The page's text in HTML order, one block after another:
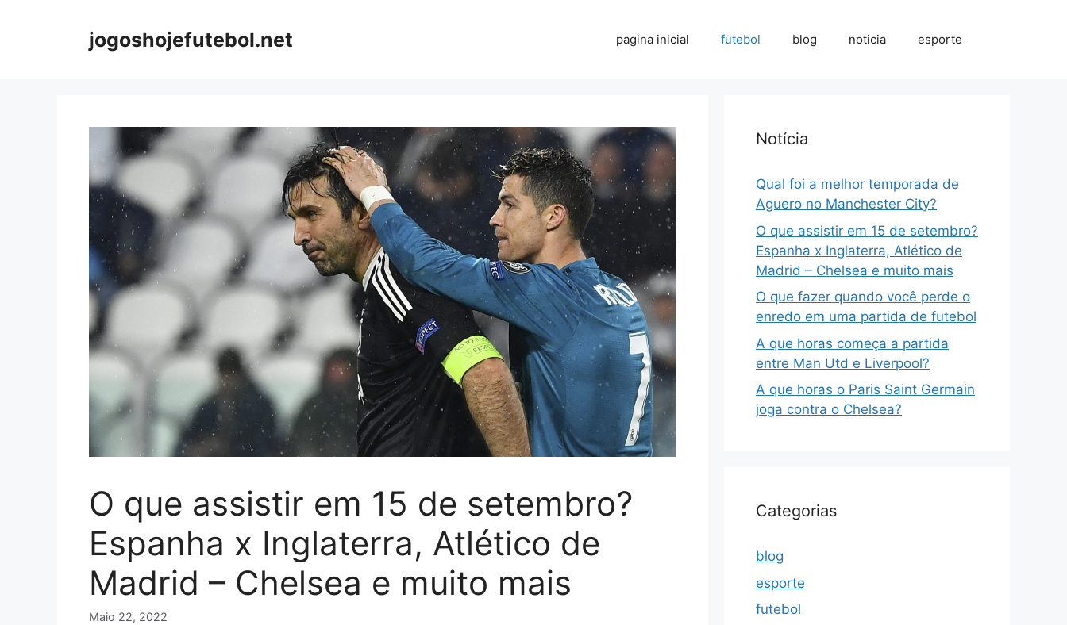
jogoshojefutebol.net pagina inicial futebol blog noticia esporte
O que assistir em 15 de setembro?
Espanha x Inglaterra, Atlético de
Madrid – Chelsea e muito mais
Maio 22, 2022
Notícia
Qual foi a melhor temporada de
Aguero no Manchester City?
O que assistir em 15 de setembro?
Espanha x Inglaterra, Atlético de
Madrid – Chelsea e muito mais
O que fazer quando você perde o
enredo em uma partida de futebol
A que horas começa a partida
entre Man Utd e Liverpool?
A que horas o Paris Saint Germain
joga contra o Chelsea?
Categorias
blog
esporte
futebol